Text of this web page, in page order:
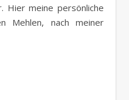
Hier meine persönliche
Mehlen, nach meiner